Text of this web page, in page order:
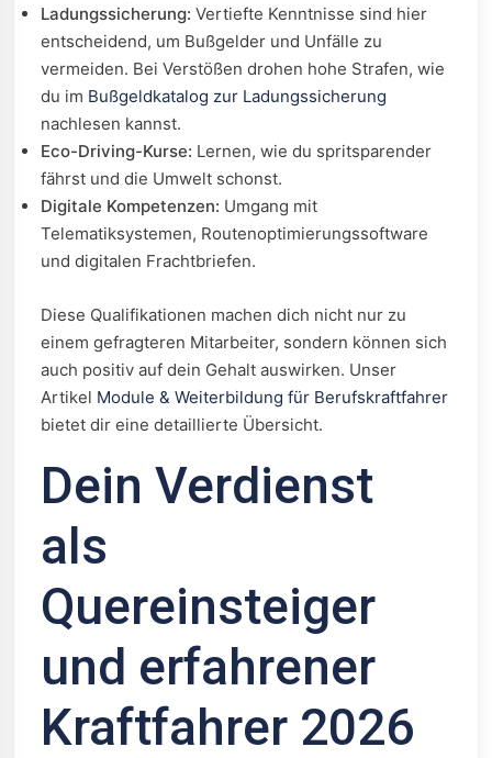
Ladungssicherung: Vertiefte Kenntnisse sind hier
entscheidend, um Bußgelder und Unfälle zu
vermeiden. Bei Verstößen drohen hohe Strafen, wie
du im Bußgeldkatalog zur Ladungssicherung
nachlesen kannst.
Eco-Driving-Kurse: Lernen, wie du spritsparender
fährst und die Umwelt schonst.
Digitale Kompetenzen: Umgang mit
Telematiksystemen, Routenoptimierungssoftware
und digitalen Frachtbriefen.
Diese Qualifikationen machen dich nicht nur zu
einem gefragteren Mitarbeiter, sondern können sich
auch positiv auf dein Gehalt auswirken. Unser
Artikel Module & Weiterbildung für Berufskraftfahrer
bietet dir eine detaillierte Übersicht.
Dein Verdienst
als
Quereinsteiger
und erfahrener
Kraftfahrer 2026